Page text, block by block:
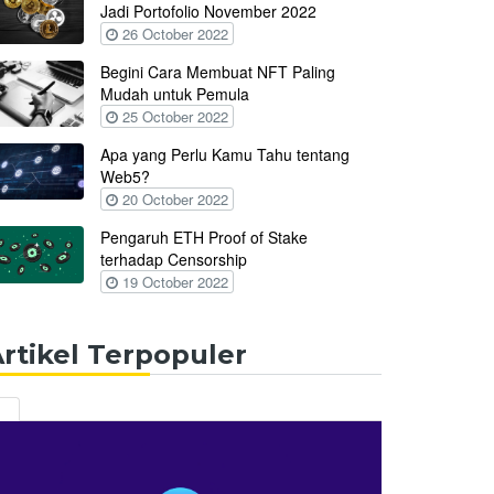
Jadi Portofolio November 2022
26 October 2022
Begini Cara Membuat NFT Paling
Mudah untuk Pemula
25 October 2022
Apa yang Perlu Kamu Tahu tentang
Web5?
20 October 2022
Pengaruh ETH Proof of Stake
terhadap Censorship
19 October 2022
Terpopuler